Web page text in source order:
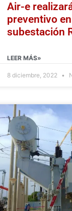
Air-e
preventivo
subestación
LEER MÁS»
8 diciembre, 2022